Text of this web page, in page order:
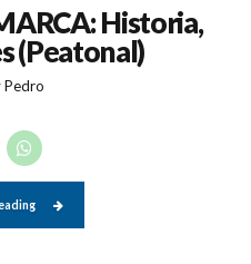
Historia,
(Peatonal)
Pedro